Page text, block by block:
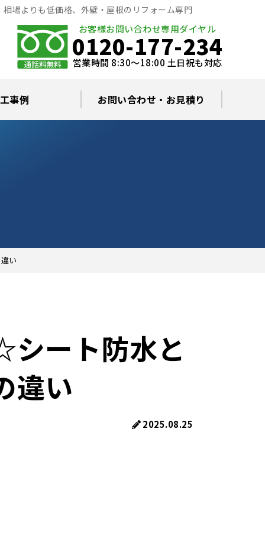
場よりも低価格、外壁・屋根のリフォーム専門
お客様お問い合わせ専用ダイヤル
0120-177-234
営業時間 8:30～18:00 土日祝も対応
事例 お問い合わせ・お見積り
い
ート防水と
違い
2025.08.25